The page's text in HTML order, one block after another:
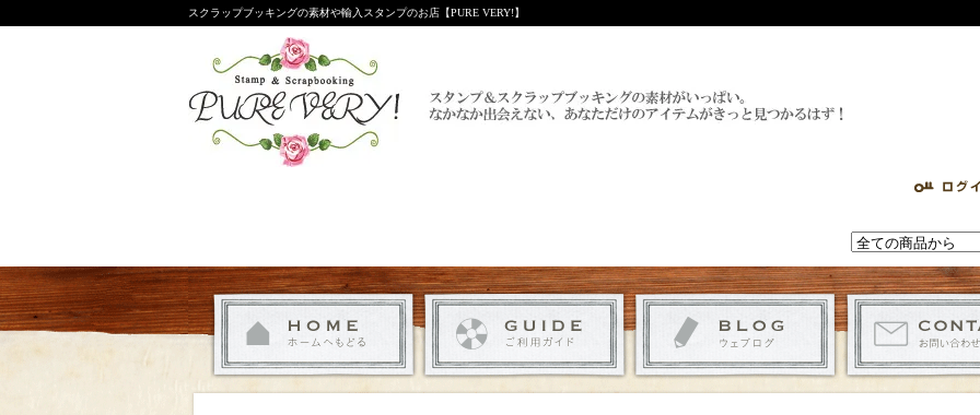
スクラップブッキングの素材や輸入スタンプのお店【PURE VERY!】